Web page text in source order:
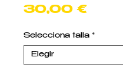
30,00 €
Selecciona talla *